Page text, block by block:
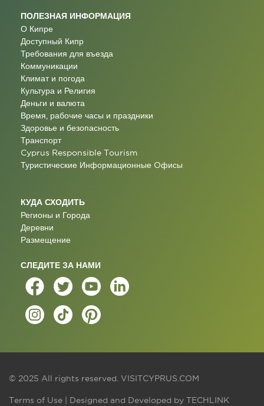
ПОЛЕЗНАЯ ИНФОРМАЦИЯ
О Кипре
Доступный Кипр
Требования для въезда
Коммуникации
Климат и погода
Культура и Религия
Деньги и валюта
Время, рабочие часы и праздники
Здоровье и безопасность
Транспорт
Cyprus Responsible Tourism
Туристические Информационные Oфисы
КУДА СХОДИТЬ
Регионы и Города
Деревни
Размещение
СЛЕДИТЕ ЗА НАМИ
© 2025 All rights reserved. VISITCYPRUS.COM
Terms of Use | Designed and Developed by TECHLINK